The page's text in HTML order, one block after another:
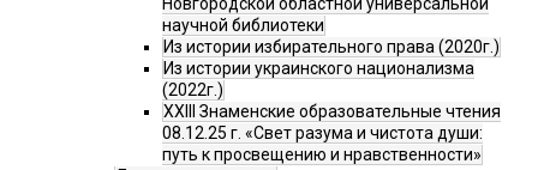
Новгородской областной универсальной
научной библиотеки
Из истории избирательного права (2020г.)
Из истории украинского национализма
(2022г.)
XXIII Знаменские образовательные чтения
08.12.25 г. «Свет разума и чистота души:
путь к просвещению и нравственности»